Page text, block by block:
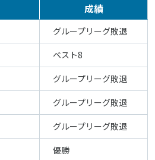
成績
グループリーグ敗退
ベスト8
グループリーグ敗退
グループリーグ敗退
グループリーグ敗退
優勝